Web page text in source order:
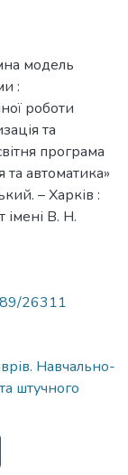
модель
:
роботи
та
програма
та автоматика»
– Харків :
імені В. Н.
26311
Навчально-
штучного